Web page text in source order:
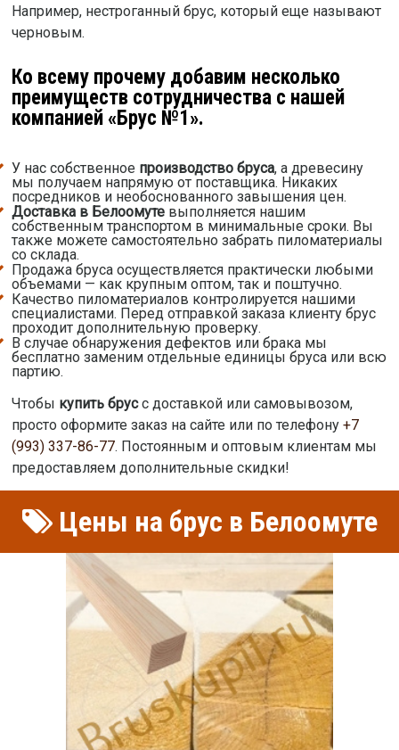
Например, нестроганный брус, который еще называют
черновым.
Ко всему прочему добавим несколько
преимуществ сотрудничества с нашей
компанией «Брус №1».
У нас собственное производство бруса, а древесину
мы получаем напрямую от поставщика. Никаких
посредников и необоснованного завышения цен.
Доставка в Белоомутевыполняется нашим
собственным транспортом в минимальные сроки. Вы
также можете самостоятельно забрать пиломатериалы
со склада.
Продажа бруса осуществляется практически любыми
объемами — как крупным оптом, так и поштучно.
Качество пиломатериалов контролируется нашими
специалистами. Перед отправкой заказа клиенту брус
проходит дополнительную проверку.
В случае обнаружения дефектов или брака мы
бесплатно заменим отдельные единицы бруса или всю
партию.
Чтобы купить брусс доставкой или самовывозом,
просто оформите заказ на сайте или по телефону +7
(993) 337-86-77. Постоянным и оптовым клиентам мы
предоставляем дополнительные скидки!
Цены на брус в Белоомуте